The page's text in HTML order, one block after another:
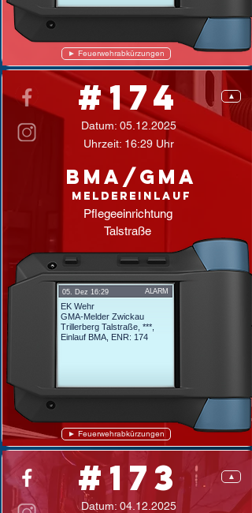
► Feuerwehrabkürzungen
#174
Datum: 05.12.2025
Uhrzeit: 16:29 Uhr
▲
BMA/GMA
Meldereinlauf
Pflegeeinrichtung
Talstraße
ALARM
EK Wehr
GMA-Melder Zwickau
Trillerberg Talstraße, ***,
Einlauf BMA, ENR: 174
05. Dez 16:29
► Feuerwehrabkürzungen
#173
Datum: 04.12.2025
▲